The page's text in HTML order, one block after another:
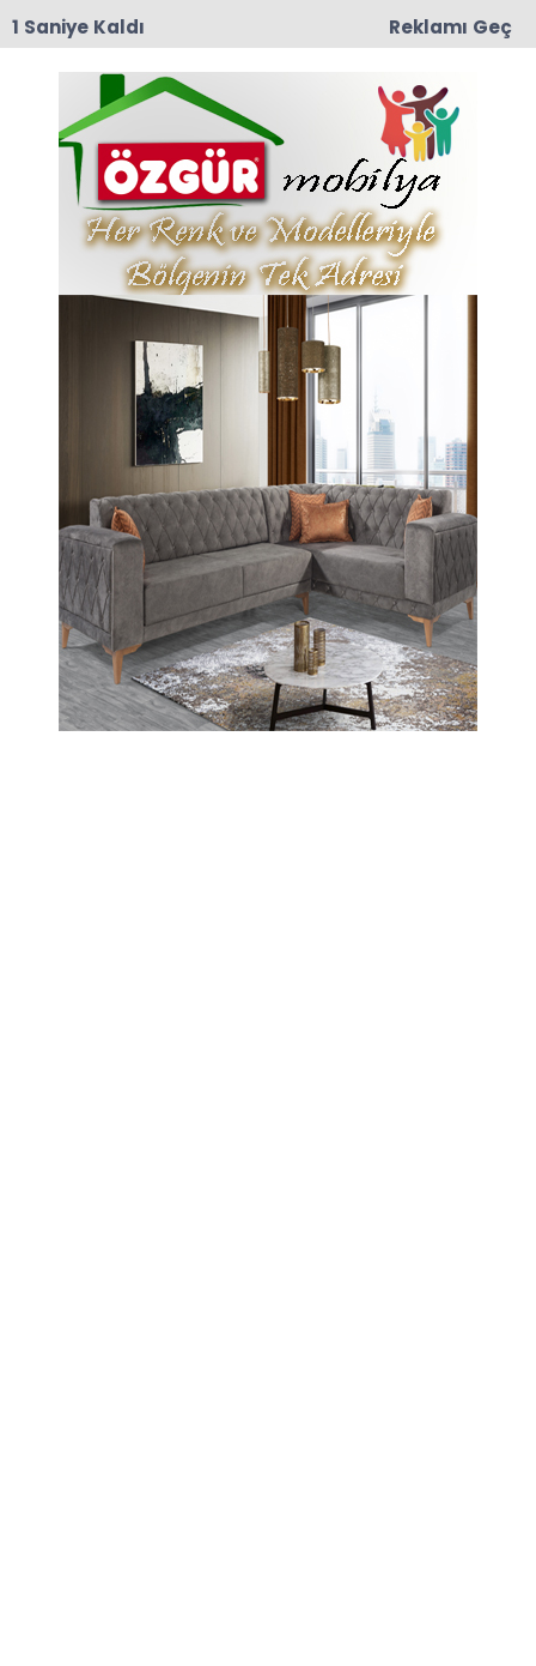
19:38Sonisa (Uluköy) Bölge Tarihini Yeniden Yazabilir
mi?
Anasayfa TAŞOVA
Taşova’da Gönül Birliği:
Orman Köylüleri
Dayanışma Kahvaltısında
Buluştu
07-05-2026 15:42
Abone Ol